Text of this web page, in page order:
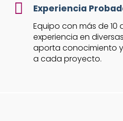
Experiencia
Equipo con más de 10
experiencia en
aporta conocimiento
a cada proyecto.